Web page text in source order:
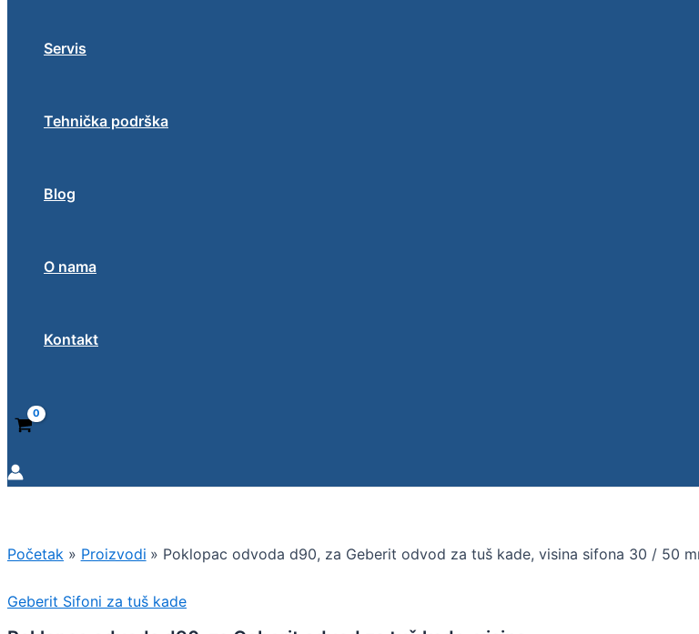
Servis
Tehnička podrška
Blog
O nama
Kontakt
Početak Proizvodi Poklopac odvoda d90, za Geberit odvod za tuš kade, visina sifona 30 / 50
Geberit Sifoni za tuš kade